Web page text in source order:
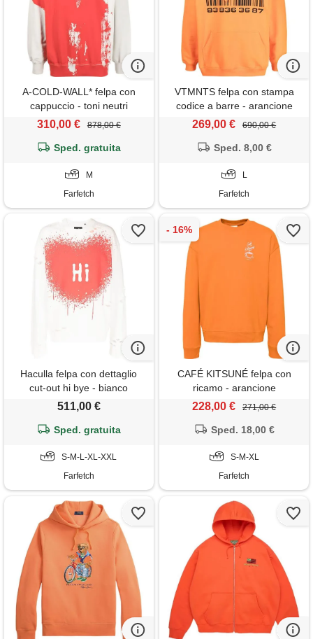
A-COLD-WALL* felpa con
cappuccio - toni neutri
310,00 € 878,00 €
Sped. gratuita
M
Farfetch
VTMNTS felpa con stampa
codice a barre - arancione
269,00 € 690,00 €
Sped. 8,00 €
L
Farfetch
Haculla felpa con dettaglio
cut-out hi bye - bianco
511,00 €
Sped. gratuita
S-M-L-XL-XXL
Farfetch
CAFÉ KITSUNÉ felpa con
ricamo - arancione
228,00 € 271,00 €
Sped. 18,00 €
S-M-XL
Farfetch